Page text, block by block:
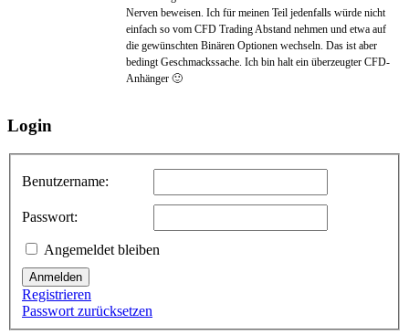
Nerven beweisen. Ich für meinen Teil jedenfalls würde nicht
einfach so vom CFD Trading Abstand nehmen und etwa auf
die gewünschten Binären Optionen wechseln. Das ist aber
bedingt Geschmackssache. Ich bin halt ein überzeugter CFD-
Anhänger 🙂
Login
Benutzername:
Passwort:
Angemeldet bleiben
Anmelden
Registrieren
Passwort zurücksetzen